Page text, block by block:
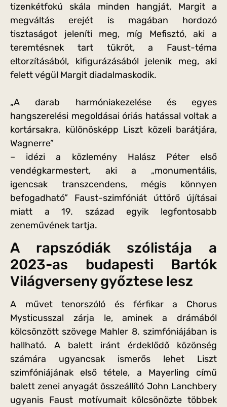
tizenkétfokú skála minden hangját, Margit a
megváltás erejét is magában hordozó
tisztaságot jeleníti meg, míg Mefisztó, aki a
teremtésnek tart tükröt, a Faust-téma
eltorzításából, kifigurázásából jelenik meg, aki
felett végül Margit diadalmaskodik.
„A darab harmóniakezelése és egyes
hangszerelési megoldásai óriás hatással voltak a
kortársakra, különösképp Liszt közeli barátjára,
Wagnerre”
– idézi a közlemény Halász Péter első
vendégkarmestert, aki a „monumentális,
igencsak transzcendens, mégis könnyen
befogadható” Faust-szimfóniát úttörő újításai
miatt a 19. század egyik legfontosabb
zeneművének tartja.
A rapszódiák szólistája a
2023-as budapesti Bartók
Világverseny győztese lesz
A művet tenorszóló és férfikar a Chorus
Mysticusszal zárja le, aminek a drámából
kölcsönzött szövege Mahler 8. szimfóniájában is
hallható. A balett iránt érdeklődő közönség
számára ugyancsak ismerős lehet Liszt
szimfóniájának első tétele, a Mayerling című
balett zenei anyagát összeállító John Lanchbery
ugyanis Faust motívumait kölcsönözte többek